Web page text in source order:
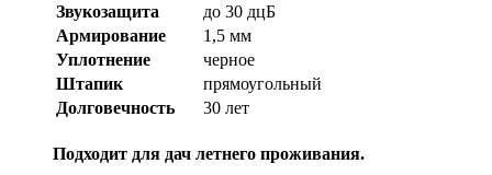
Звукозащита
до 30 дцБ
Армирование
1,5 мм
Уплотнение
черное
Штапик
прямоугольный
Долговечность
30 лет
Подходит для дач летнего проживания.